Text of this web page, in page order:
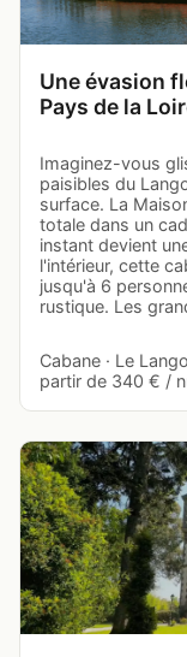
Une évasion
Pays de la
Imaginez-vous
paisibles du
surface. La
totale dans un
instant devient
l'intérieur, cette
jusqu'à 6
rustique. Les
Cabane · Le
partir de 340 € /